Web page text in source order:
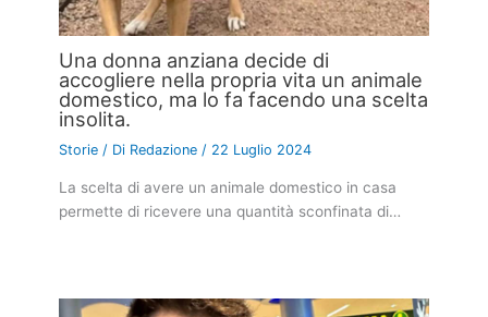
Una donna anziana decide di
accogliere nella propria vita un animale
domestico, ma lo fa facendo una scelta
insolita.
Storie / Di Redazione / 22 Luglio 2024
La scelta di avere un animale domestico in casa
permette di ricevere una quantità sconfinata di…